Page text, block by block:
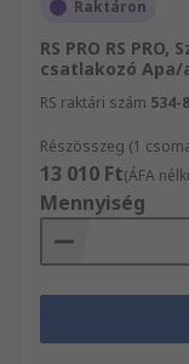
Raktáron
RS PRO RS
csatlakozó Apa/
RS raktári szám 534-
Részösszeg (1
13 010 Ft(ÁFA
Mennyiség